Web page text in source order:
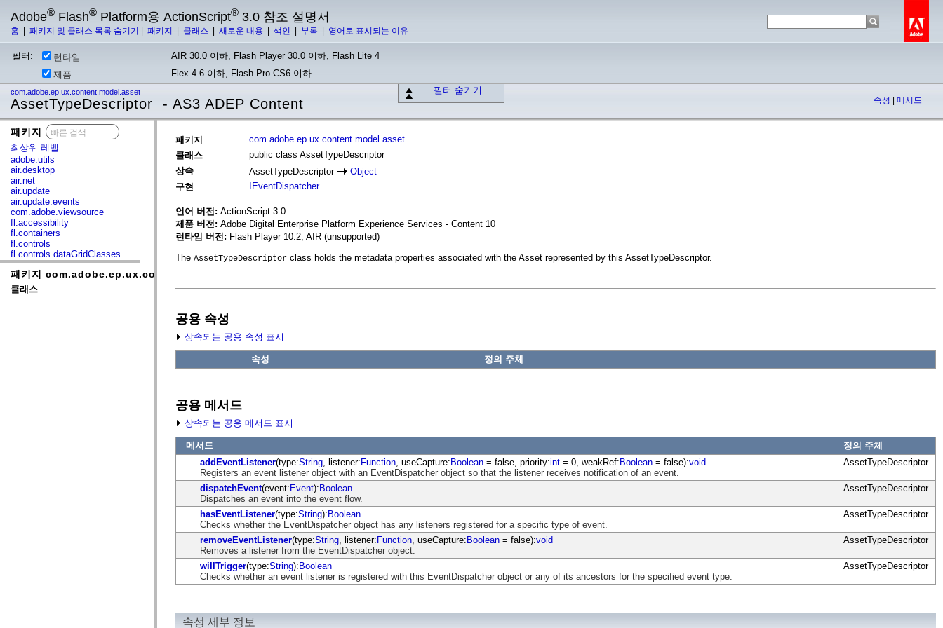
Adobe® Flash® Platform용 ActionScript® 3.0 참조 설명서
홈 패키지 및 클래스 목록 숨기기 패키지 클래스 새로운 내용 색인 부록 영어로 표시되는 이유
필터: 런타임
AIR 30.0 이하, Flash Player 30.0 이하, Flash Lite 4
제품
Flex 4.6 이하, Flash Pro CS6 이하
필터 숨기기
com.adobe.ep.ux.content.model.asset
AssetTypeDescriptor - AS3 ADEP Content 속성 메서드
패키지
최상위 레벨
adobe.utils
air.desktop
air.net
air.update
air.update.events
com.adobe.viewsource
fl.accessibility
fl.containers
fl.controls
fl.controls.dataGridClasses
fl.controls.listClasses
fl.controls.progressBarClasses
fl.core
fl.data
패키지 com.adobe.ep.ux.content.model.asset
클래스
패키지
com.adobe.ep.ux.content.model.asset
클래스
public class AssetTypeDescriptor
상속
AssetTypeDescriptor
Object
구현
IEventDispatcher
언어 버전: ActionScript 3.0
제품 버전: Adobe Digital Enterprise Platform Experience Services - Content 10
런타임 버전: Flash Player 10.2, AIR (unsupported)
The AssetTypeDescriptor class holds the metadata properties associated with the Asset represented by this AssetTypeDescriptor.
공용 속성
상속되는 공용 속성 표시
속성 정의 주체
공용 메서드
상속되는 공용 메서드 표시
메서드
정의 주체
addEventListener(type:String , listener:Function , useCapture:Boolean = false, priority:int = 0, weakRef:Boolean = false):void
Registers an event listener object with an EventDispatcher object so that the listener receives notification of an event.
AssetTypeDescriptor
dispatchEvent(event:Event):Boolean
Dispatches an event into the event flow.
AssetTypeDescriptor
hasEventListener(type:String):Boolean
Checks whether the EventDispatcher object has any listeners registered for a specific type of event.
AssetTypeDescriptor
removeEventListener(type:String , listener:Function , useCapture:Boolean = false):void
Removes a listener from the EventDispatcher object.
AssetTypeDescriptor
willTrigger(type:String):Boolean
Checks whether an event listener is registered with this EventDispatcher object or any of its ancestors for the specified event type.
AssetTypeDescriptor
속성 세부 정보